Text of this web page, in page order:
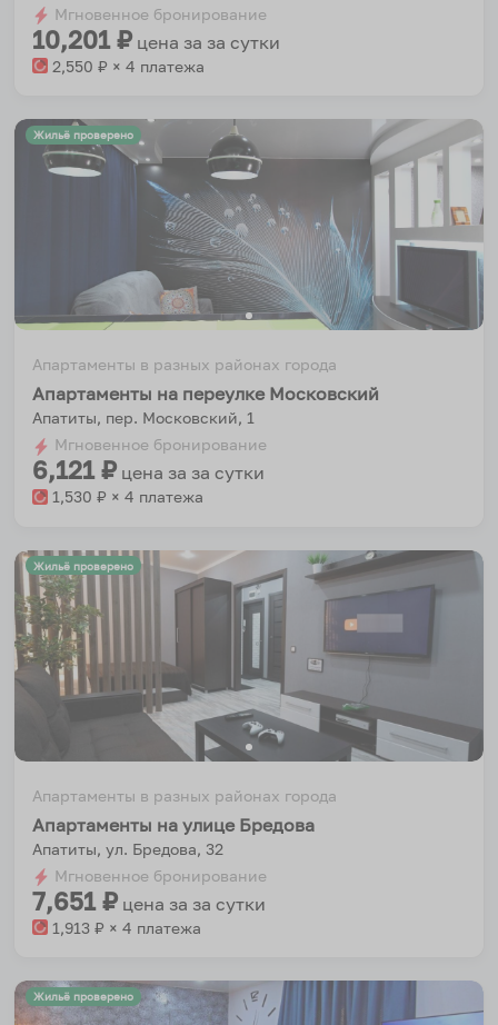
dates.
dates.
Мгновенное бронирование
10,201₽ цена за за сутки
2,550 ₽ × 4 платежа
Жильё проверено
Апартаменты в разных районах города
Апартаменты на переулке Московский
Апатиты, пер. Московский, 1
Мгновенное бронирование
6,121₽ цена за за сутки
1,530 ₽ × 4 платежа
Жильё проверено
Апартаменты в разных районах города
Апартаменты на улице Бредова
Апатиты, ул. Бредова, 32
Мгновенное бронирование
7,651₽ цена за за сутки
1,913 ₽ × 4 платежа
Жильё проверено